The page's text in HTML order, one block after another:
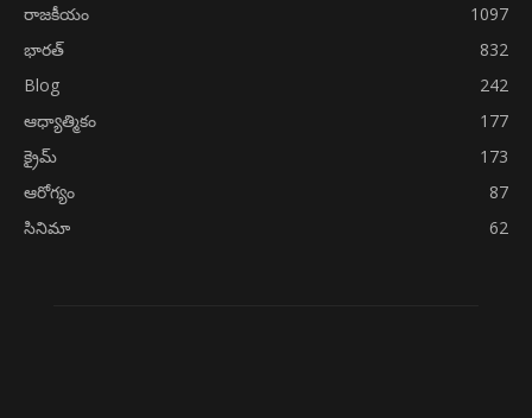
రాజకీయం
1097
భారత్
832
Blog
242
ఆధ్యాత్మికం
177
క్రైమ్
173
ఆరోగ్యం
87
సినిమా
62